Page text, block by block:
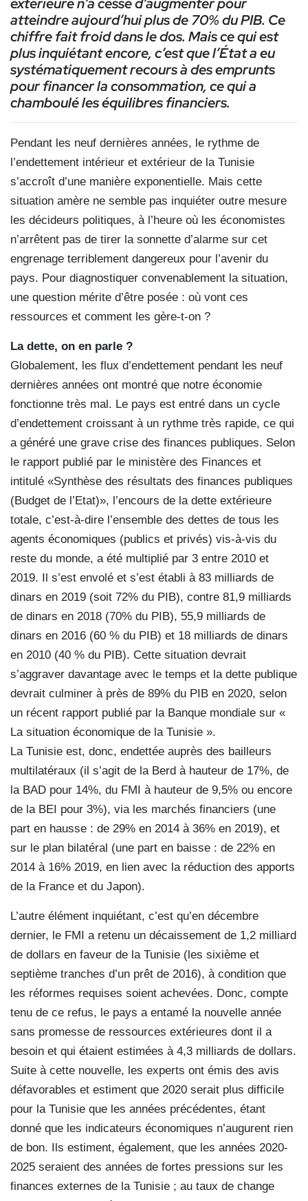
atteindre aujourd’hui plus de 70% du PIB. Ce
chiffre fait froid dans le dos. Mais ce qui est
plus inquiétant encore, c’est que l’État a eu
systématiquement recours à des emprunts
pour financer la consommation, ce qui a
chamboulé les équilibres financiers.
Pendant les neuf dernières années, le rythme de
l’endettement intérieur et extérieur de la Tunisie
s’accroît d’une manière exponentielle. Mais cette
situation amère ne semble pas inquiéter outre mesure
les décideurs politiques, à l’heure où les économistes
n’arrêtent pas de tirer la sonnette d’alarme sur cet
engrenage terriblement dangereux pour l’avenir du
pays. Pour diagnostiquer convenablement la situation,
une question mérite d’être posée : où vont ces
ressources et comment les gère-t-on ?
La dette, on en parle ?
Globalement, les flux d’endettement pendant les neuf
dernières années ont montré que notre économie
fonctionne très mal. Le pays est entré dans un cycle
d’endettement croissant à un rythme très rapide, ce qui
a généré une grave crise des finances publiques. Selon
le rapport publié par le ministère des Finances et
intitulé «Synthèse des résultats des finances publiques
(Budget de l’Etat)», l’encours de la dette extérieure
totale, c’est-à-dire l’ensemble des dettes de tous les
agents économiques (publics et privés) vis-à-vis du
reste du monde, a été multiplié par 3 entre 2010 et
2019. Il s’est envolé et s’est établi à 83 milliards de
dinars en 2019 (soit 72% du PIB), contre 81,9 milliards
de dinars en 2018 (70% du PIB), 55,9 milliards de
dinars en 2016 (60 % du PIB) et 18 milliards de dinars
en 2010 (40 % du PIB). Cette situation devrait
s’aggraver davantage avec le temps et la dette publique
devrait culminer à près de 89% du PIB en 2020, selon
un récent rapport publié par la Banque mondiale sur «
La situation économique de la Tunisie ».
La Tunisie est, donc, endettée auprès des bailleurs
multilatéraux (il s’agit de la Berd à hauteur de 17%, de
la BAD pour 14%, du FMI à hauteur de 9,5% ou encore
de la BEI pour 3%), via les marchés financiers (une
part en hausse : de 29% en 2014 à 36% en 2019), et
sur le plan bilatéral (une part en baisse : de 22% en
2014 à 16% 2019, en lien avec la réduction des apports
de la France et du Japon).
L’autre élément inquiétant, c’est qu’en décembre
dernier, le FMI a retenu un décaissement de 1,2 milliard
de dollars en faveur de la Tunisie (les sixième et
septième tranches d’un prêt de 2016), à condition que
les réformes requises soient achevées. Donc, compte
tenu de ce refus, le pays a entamé la nouvelle année
sans promesse de ressources extérieures dont il a
besoin et qui étaient estimées à 4,3 milliards de dollars.
Suite à cette nouvelle, les experts ont émis des avis
défavorables et estiment que 2020 serait plus difficile
pour la Tunisie que les années précédentes, étant
donné que les indicateurs économiques n’augurent rien
de bon. Ils estiment, également, que les années 2020-
2025 seraient des années de fortes pressions sur les
finances externes de la Tunisie ; au taux de change